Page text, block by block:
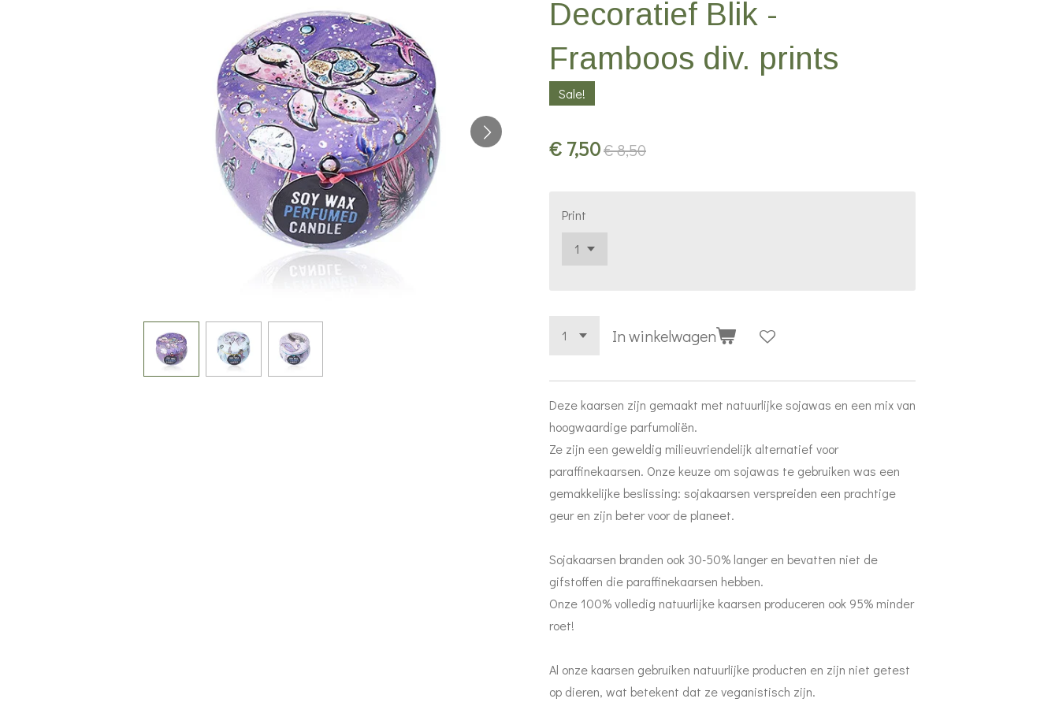
Decoratief Blik -
Framboos div. prints
Sale!
€ 7,50€ 8,50
Print
In winkelwagen
Deze kaarsen zijn gemaakt met natuurlijke sojawas en een mix van
hoogwaardige parfumoliën.
Ze zijn een geweldig milieuvriendelijk alternatief voor
paraffinekaarsen. Onze keuze om sojawas te gebruiken was een
gemakkelijke beslissing: sojakaarsen verspreiden een prachtige
geur en zijn beter voor de planeet.
Sojakaarsen branden ook 30-50% langer en bevatten niet de
gifstoffen die paraffinekaarsen hebben.
Onze 100% volledig natuurlijke kaarsen produceren ook 95% minder
roet!
Al onze kaarsen gebruiken natuurlijke producten en zijn niet getest
op dieren, wat betekent dat ze veganistisch zijn.